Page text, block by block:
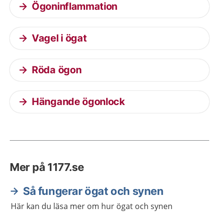
Ögoninflammation
Vagel i ögat
Röda ögon
Hängande ögonlock
Mer på 1177.se
Så fungerar ögat och synen
Här kan du läsa mer om hur ögat och synen